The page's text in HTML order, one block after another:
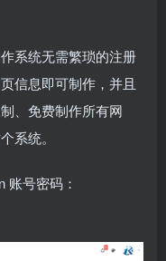
系统无需繁琐的注册
信息即可制作，并且
、免费制作所有网
系统。
账号密码：